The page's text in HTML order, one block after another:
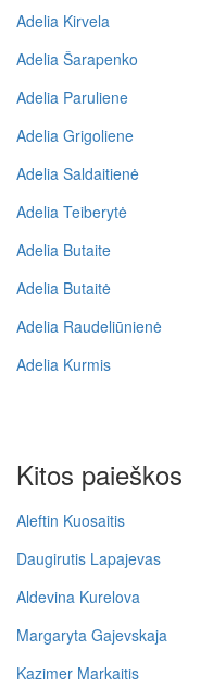
Adelia Kirvela
Adelia Šarapenko
Adelia Paruliene
Adelia Grigoliene
Adelia Saldaitienė
Adelia Teiberytė
Adelia Butaite
Adelia Butaitė
Adelia Raudeliūnienė
Adelia Kurmis
Kitos paieškos
Aleftin Kuosaitis
Daugirutis Lapajevas
Aldevina Kurelova
Margaryta Gajevskaja
Kazimer Markaitis